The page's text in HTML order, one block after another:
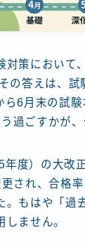
対策において
の答えは、試
ら6月末の試
過ごすかが、
年度）の大改
更され、合格
。もはや「過
しません。